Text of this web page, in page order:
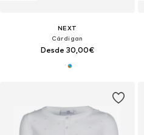
NEXT
Cárdigan
Desde 30,00€